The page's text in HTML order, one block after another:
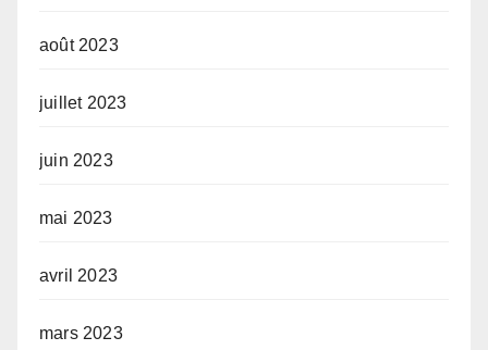
août 2023
juillet 2023
juin 2023
mai 2023
avril 2023
mars 2023